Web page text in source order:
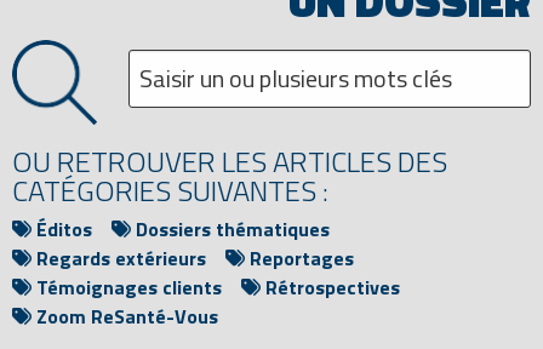
OU RETROUVER LES ARTICLES DES
CATÉGORIES SUIVANTES :
Éditos
Dossiers thématiques
Regards extérieurs
Reportages
Témoignages clients
Rétrospectives
Zoom ReSanté-Vous